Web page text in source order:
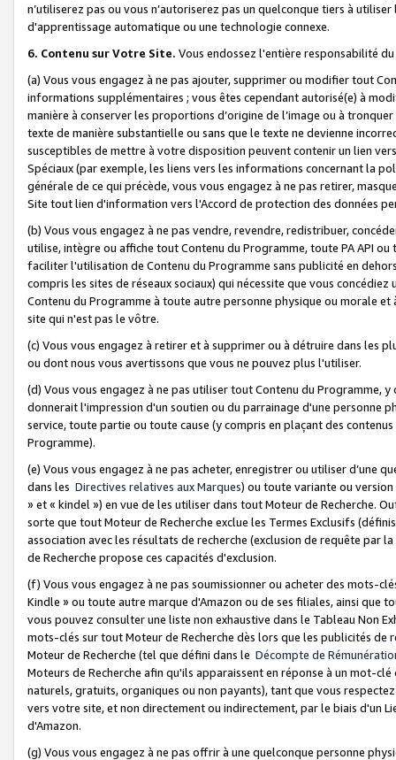
n’utiliserez pas ou vous n’autoriserez pas un quelconque tiers à
d'apprentissage automatique ou une technologie connexe.
6. Contenu sur Votre Site. Vous endossez l'entière responsabilité
(a) Vous vous engagez à ne pas ajouter, supprimer ou modifier tout
informations supplémentaires ; vous êtes cependant autorisé(e) à
manière à conserver les proportions d’origine de l’image ou à
texte de manière substantielle ou sans que le texte ne devienne
susceptibles de mettre à votre disposition peuvent contenir un lien
Spéciaux (par exemple, les liens vers les informations concernant la
générale de ce qui précède, vous vous engagez à ne pas retirer,
Site tout lien d'information vers l'Accord de protection des données
(b) Vous vous engagez à ne pas vendre, revendre, redistribuer,
utilise, intègre ou affiche tout Contenu du Programme, toute PA API
faciliter l'utilisation de Contenu du Programme sans publicité en
compris les sites de réseaux sociaux) qui nécessite que vous
Contenu du Programme à toute autre personne physique ou morale
site qui n'est pas le vôtre.
(c) Vous vous engagez à retirer et à supprimer ou à détruire dans les
ou dont nous vous avertissons que vous ne pouvez plus l'utiliser.
(d) Vous vous engagez à ne pas utiliser tout Contenu du Programme,
donnerait l'impression d'un soutien ou du parrainage d'une personne
service, toute partie ou toute cause (y compris en plaçant des
Programme).
(e) Vous vous engagez à ne pas acheter, enregistrer ou utiliser d’une
dans les Directives relatives aux Marques) ou toute variante ou
» et « kindel ») en vue de les utiliser dans tout Moteur de Recherche.
sorte que tout Moteur de Recherche exclue les Termes Exclusifs
association avec les résultats de recherche (exclusion de requête
de Recherche propose ces capacités d'exclusion.
(f) Vous vous engagez à ne pas soumissionner ou acheter des mots-
Kindle » ou toute autre marque d'Amazon ou de ses filiales, ainsi que
vous pouvez consulter une liste non exhaustive dans le Tableau Non
mots-clés sur tout Moteur de Recherche dès lors que les publicités de
Moteur de Recherche (tel que défini dans le Décompte de
Moteurs de Recherche afin qu'ils apparaissent en réponse à un mot-
naturels, gratuits, organiques ou non payants), tant que vous
vers votre site, et non directement ou indirectement, par le biais d'un
d'Amazon.
(g) Vous vous engagez à ne pas offrir à une quelconque personne